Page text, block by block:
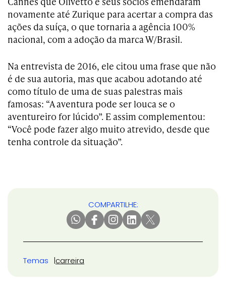
novamente até Zurique para acertar a compra das
ações da suíça, o que tornaria a agência 100%
nacional, com a adoção da marca W/Brasil.
Na entrevista de 2016, ele citou uma frase que não
é de sua autoria, mas que acabou adotando até
como título de uma de suas palestras mais
famosas: “A aventura pode ser louca se o
aventureiro for lúcido”. E assim complementou:
“Você pode fazer algo muito atrevido, desde que
tenha controle da situação”.
COMPARTILHE:
Temas carreira